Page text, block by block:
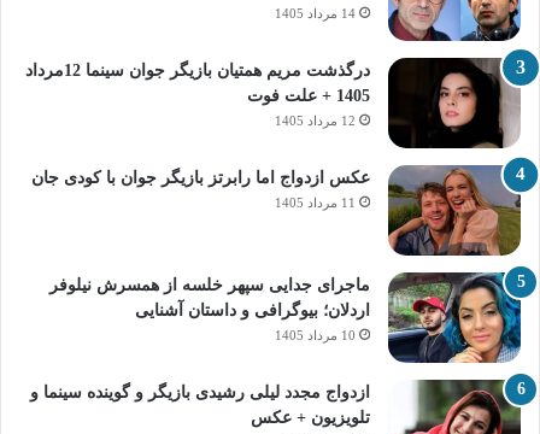
14 مرداد 1405
درگذشت مریم همتیان بازیگر جوان سینما 12مرداد
1405 + علت فوت
12 مرداد 1405
عکس ازدواج اما رابرتز بازیگر جوان با کودی جان
11 مرداد 1405
ماجرای جدایی سپهر خلسه از همسرش نیلوفر
اردلان؛ بیوگرافی و داستان آشنایی
10 مرداد 1405
ازدواج مجدد لیلی رشیدی بازیگر و گوینده سینما و
تلویزیون + عکس